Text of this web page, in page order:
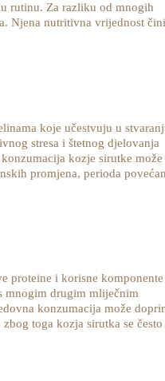
rutinu. Za razliku od mnogih
Njena nutritivna vrijednost
koje učestvuju u
stresa i štetnog djelovanja
kozje sirutke može
promjena, perioda
proteine i korisne
mnogim drugim mliječnim
konzumacija može
toga kozja sirutka se često